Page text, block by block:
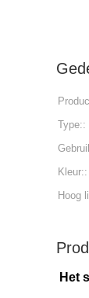
Type::
Kleur::
Hoog
Het